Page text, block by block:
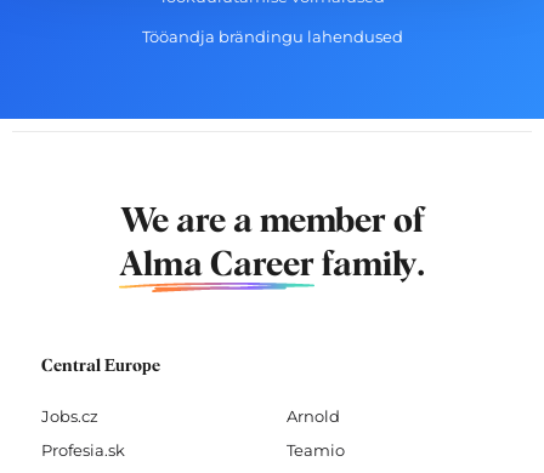
Tööandja brändingu lahendused
We are a member of
Alma Career family.
Central Europe
Jobs.cz
Profesia.sk
Arnold
Teamio